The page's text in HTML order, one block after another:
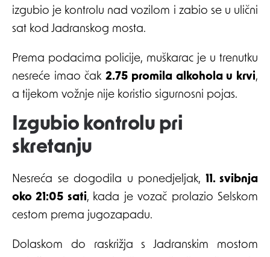
izgubio je kontrolu nad vozilom i zabio se u ulični
sat kod Jadranskog mosta.
Prema podacima policije, muškarac je u trenutku
nesreće imao čak2.75 promila alkohola u krvi,
a tijekom vožnje nije koristio sigurnosni pojas.
Izgubio kontrolu pri
skretanju
Nesreća se dogodila u ponedjeljak, 11. svibnja
oko 21:05 sati, kada je vozač prolazio Selskom
cestom prema jugozapadu.
Dolaskom do raskrižja s Jadranskim mostom